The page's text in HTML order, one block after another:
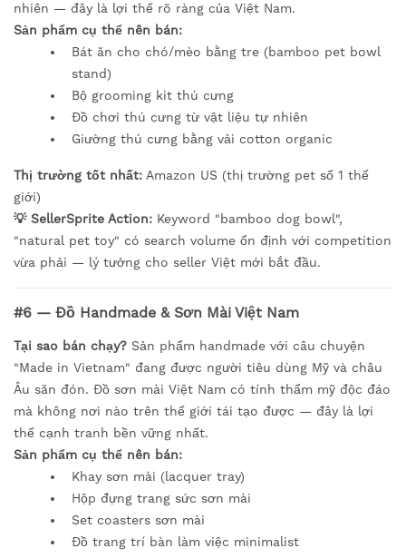
nhiên — đây là lợi thế rõ ràng của Việt Nam.
Sản phẩm cụ thể nên bán:
Bát ăn cho chó/mèo bằng tre (bamboo pet bowl
stand)
Bộ grooming kit thú cưng
Đồ chơi thú cưng từ vật liệu tự nhiên
Giường thú cưng bằng vải cotton organic
Thị trường tốt nhất: Amazon US (thị trường pet số 1 thế
giới)
💡 SellerSprite Action: Keyword "bamboo dog bowl",
"natural pet toy" có search volume ổn định với competition
vừa phải — lý tưởng cho seller Việt mới bắt đầu.
#6 — Đồ Handmade & Sơn Mài Việt Nam
Tại sao bán chạy? Sản phẩm handmade với câu chuyện
"Made in Vietnam" đang được người tiêu dùng Mỹ và châu
Âu săn đón. Đồ sơn mài Việt Nam có tính thẩm mỹ độc đáo
mà không nơi nào trên thế giới tái tạo được — đây là lợi
thế cạnh tranh bền vững nhất.
Sản phẩm cụ thể nên bán:
Khay sơn mài (lacquer tray)
Hộp đựng trang sức sơn mài
Set coasters sơn mài
Đồ trang trí bàn làm việc minimalist